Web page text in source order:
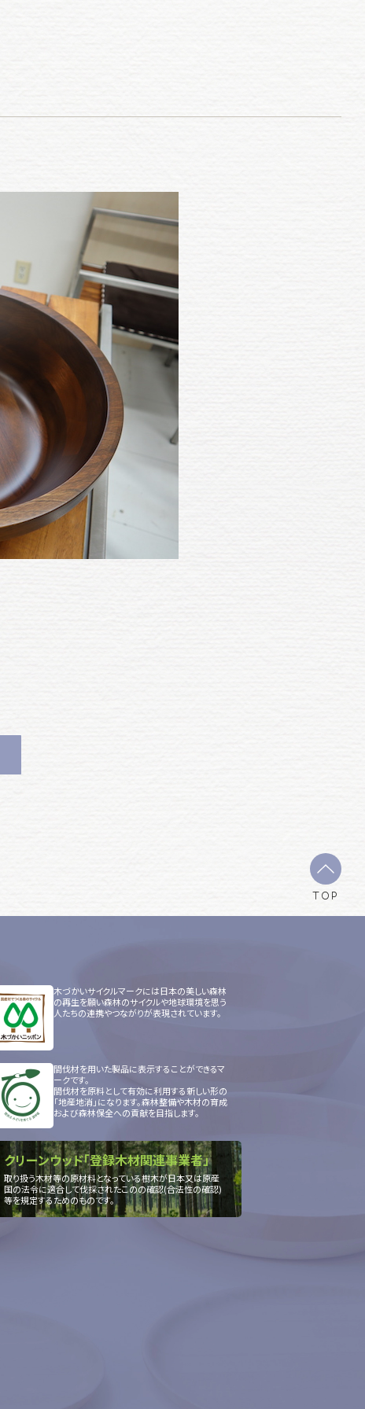
TOP
木づかいサイクルマークには日本の美しい森林
の再生を願い森林のサイクルや地球環境を思う
人たちの連携やつながりが表現されています。
間伐材を用いた製品に表示することができるマ
ークです。
間伐材を原料として有効に利用する新しい形の
「地産地消」になります。森林整備や木材の育成
および森林保全への貢献を目指します。
クリーンウッド「登録木材関連事業者」
取り扱う木材等の原材料となっている樹木が日本又は原産
国の法令に適合して伐採されたこのの確認(合法性の確認)
等を規定するためのものです。